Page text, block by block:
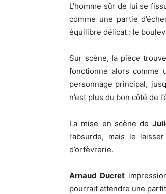
L’homme sûr de lui se
comme une partie
équilibre délicat : le
Sur scène, la pièce
fonctionne alors comme
personnage principal,
n’est plus du bon côté de
La mise en scène de
l’absurde, mais le
d’orfèvrerie.
Arnaud Ducret
pourrait attendre une